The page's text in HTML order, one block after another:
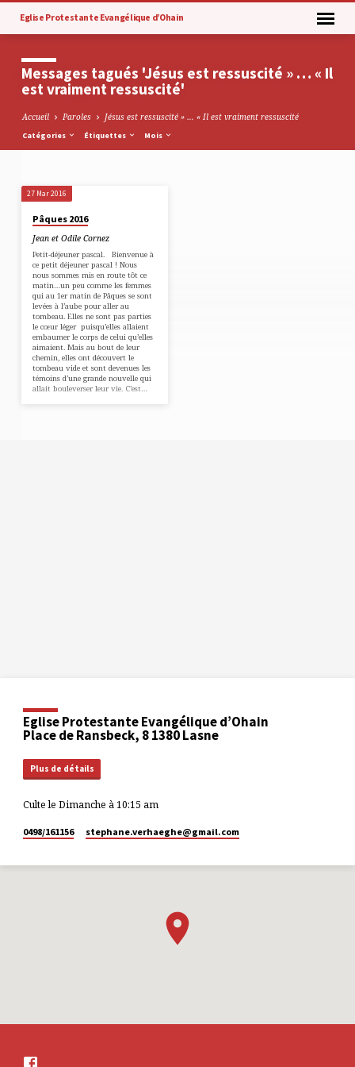
Eglise Protestante Evangélique d’Ohain
Messages tagués 'Jésus est ressuscité » … « Il
est vraiment ressuscité'
Accueil Paroles Jésus est ressuscité » … « Il est vraiment ressuscité
Catégories Étiquettes Mois
Messages
tagués
'Jésus
est
ressuscité
…
est
27 Mar 2016
Pâques 2016
Jean et Odile Cornez
Petit-déjeuner pascal. Bienvenue à
ce petit déjeuner pascal ! Nous
nous sommes mis en route tôt ce
matin…un peu comme les femmes
qui au 1er matin de Pâques se sont
levées à l’aube pour aller au
tombeau. Elles ne sont pas parties
le cœur léger puisqu’elles allaient
embaumer le corps de celui qu’elles
aimaient. Mais au bout de leur
chemin, elles ont découvert le
tombeau vide et sont devenues les
témoins d’une grande nouvelle qui
allait bouleverser leur vie. C’est…
Eglise Protestante Evangélique d’Ohain
Place de Ransbeck, 8 1380 Lasne
Plus de détails
Culte le Dimanche à 10:15 am
0498/161156 stephane.verhaeghe​@gmail.com